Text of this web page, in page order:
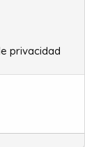
privacidad